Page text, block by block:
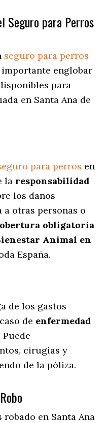
Seguro para Perros
seguro para perros
importante englobar
para
en Santa Ana de
para perros en
la responsabilidad
los daños
a otras personas o
obligatoria
Animal en
España.
de los gastos
de enfermedad
Puede
cirugías y
de la póliza.
en Santa Ana